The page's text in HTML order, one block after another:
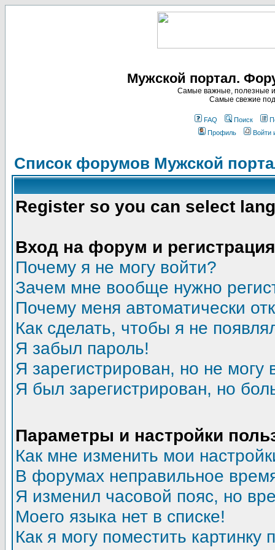
Мужской портал.
Самые важные, полезные и
Самые свежие
FAQ Поиск
Профиль
Войти
Список форумов Мужской
Register so you can select
Вход на форум и регистрация
Почему я не могу войти?
Зачем мне вообще нужно
Почему меня автоматически
Как сделать, чтобы я не
Я забыл пароль!
Я зарегистрирован, но не могу
Я был зарегистрирован, но
Параметры и настройки
Как мне изменить мои
В форумах неправильное
Я изменил часовой пояс, но
Моего языка нет в списке!
Как я могу поместить